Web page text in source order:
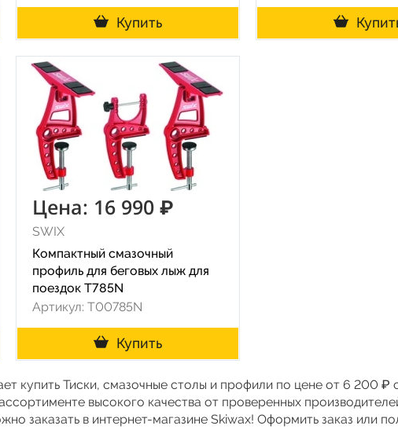
Купить
Цена: 16 990 ₽
SWIX
Компактный смазочный
профиль для беговых лыж для
поездок T785N
Артикул: T00785N
Купить
купить Тиски, смазочные столы и профили по цене от 6 200
высокого качества от проверенных
заказать в интернет-магазине Skiwax! Оформить заказ или